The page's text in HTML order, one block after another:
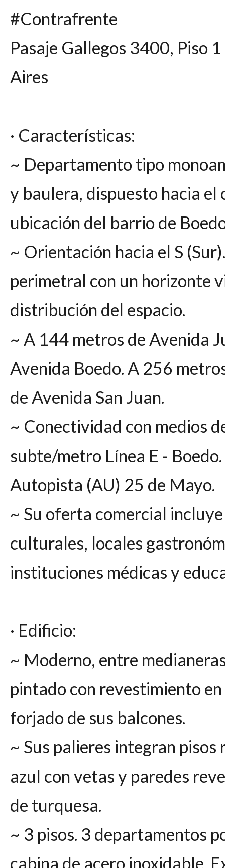
#Contrafrente
Pasaje Gallegos 3400, Piso
Aires
· Características:
~ Departamento tipo
y baulera, dispuesto hacia
ubicación del barrio de
~ Orientación hacia el S
perimetral con un horizonte
distribución del espacio.
~ A 144 metros de Avenida
Avenida Boedo. A 256
de Avenida San Juan.
~ Conectividad con medios
subte/metro Línea E -
Autopista (AU) 25 de Mayo.
~ Su oferta comercial
culturales, locales
instituciones médicas y
· Edificio:
~ Moderno, entre
pintado con revestimiento
forjado de sus balcones.
~ Sus palieres integran
azul con vetas y paredes
de turquesa.
~ 3 pisos. 3 departamentos
cabina de acero inoxidable.